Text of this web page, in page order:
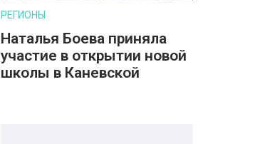
РЕГИОНЫ
Наталья Боева приняла
участие в открытии новой
школы в Каневской